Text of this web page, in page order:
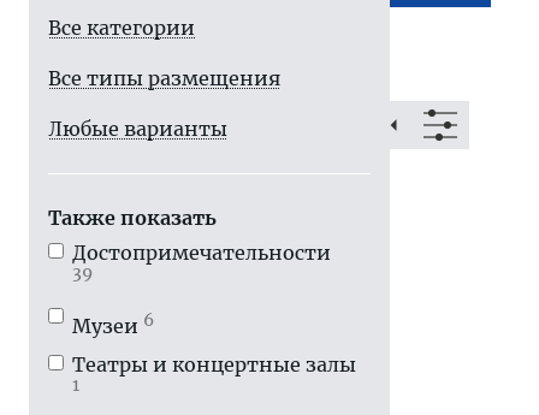
Все категории
Все типы размещения
Любые варианты
Также показать
Достопримечатель­ности
39
Музеи 6
Театры и концертные залы
1